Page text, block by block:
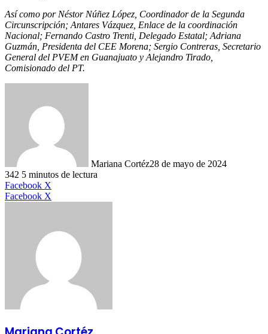
Así como por Néstor Núñez López, Coordinador de la Segunda
Circunscripción; Antares Vázquez, Enlace de la coordinación
Nacional; Fernando Castro Trenti, Delegado Estatal; Adriana
Guzmán, Presidenta del CEE Morena; Sergio Contreras, Secretario
General del PVEM en Guanajuato y Alejandro Tirado,
Comisionado del PT.
Mariana Cortéz28 de mayo de 2024
342 5 minutos de lectura
Facebook X
Facebook X